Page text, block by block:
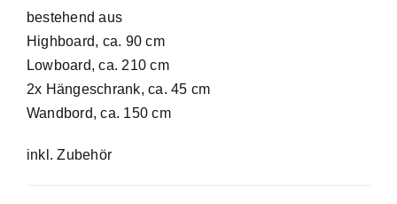
bestehend aus
Highboard, ca. 90 cm
Lowboard, ca. 210 cm
2x Hängeschrank, ca. 45 cm
Wandbord, ca. 150 cm
inkl. Zubehör